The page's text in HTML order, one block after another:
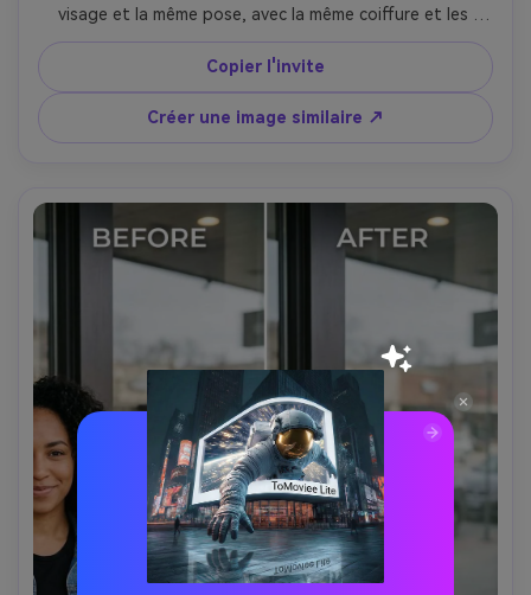
visage et la même pose, avec la même coiffure et les
mêmes détails de haut. Préservez les motifs du carrelage
de la salle de bain, les bords du miroir et les reflets
d’éclairage d’en haut., avec lumière originale préservée --
ar 4:5
Copier l'invite
Créer une image similaire ↗